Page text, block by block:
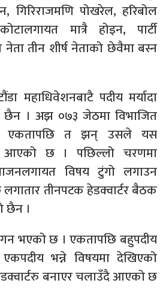
गिरिराजमणि पोखरेल, हरिबोल
मात्रै होइन, पार्टी
नेता तीन शीर्ष नेताको छेवैमा बस्न
महाधिवेशनबाटै पदीय मर्यादा
छैन । अझ ०७३ जेठमा विभाजित
एकतापछि त झन् उसले यस
आएको छ । पछिल्लो चरणमा
विषय टुंगो लगाउन
तीनपटक हेडक्वार्टर बैठक
छैन ।
भएको छ । एकतापछि बहुपदीय
भन्ने विषयमा देखिएको
बनाएर चलाउँदै आएको छ